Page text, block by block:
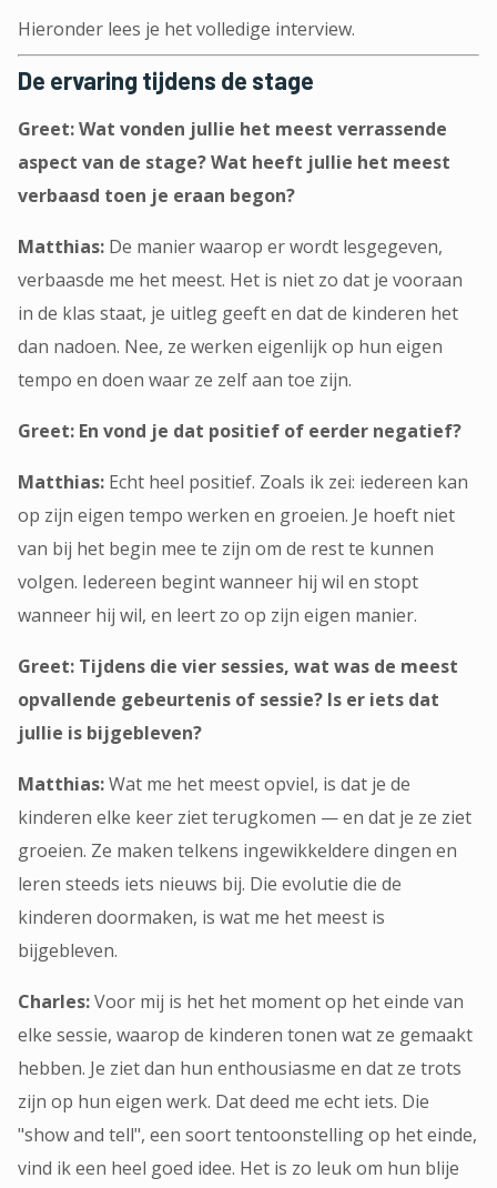
Hieronder lees je het volledige interview.
De ervaring tijdens de stage
Greet: Wat vonden jullie het meest verrassende
aspect van de stage? Wat heeft jullie het meest
verbaasd toen je eraan begon?
Matthias: De manier waarop er wordt lesgegeven,
verbaasde me het meest. Het is niet zo dat je vooraan
in de klas staat, je uitleg geeft en dat de kinderen het
dan nadoen. Nee, ze werken eigenlijk op hun eigen
tempo en doen waar ze zelf aan toe zijn.
Greet: En vond je dat positief of eerder negatief?
Matthias: Echt heel positief. Zoals ik zei: iedereen kan
op zijn eigen tempo werken en groeien. Je hoeft niet
van bij het begin mee te zijn om de rest te kunnen
volgen. Iedereen begint wanneer hij wil en stopt
wanneer hij wil, en leert zo op zijn eigen manier.
Greet: Tijdens die vier sessies, wat was de meest
opvallende gebeurtenis of sessie? Is er iets dat
jullie is bijgebleven?
Matthias:Wat me het meest opviel, is dat je de
kinderen elke keer ziet terugkomen — en dat je ze ziet
groeien. Ze maken telkens ingewikkeldere dingen en
leren steeds iets nieuws bij. Die evolutie die de
kinderen doormaken, is wat me het meest is
bijgebleven.
Charles:Voor mij is het het moment op het einde van
elke sessie, waarop de kinderen tonen wat ze gemaakt
hebben. Je ziet dan hun enthousiasme en dat ze trots
zijn op hun eigen werk. Dat deed me echt iets. Die
"show and tell", een soort tentoonstelling op het einde,
vind ik een heel goed idee. Het is zo leuk om hun blije